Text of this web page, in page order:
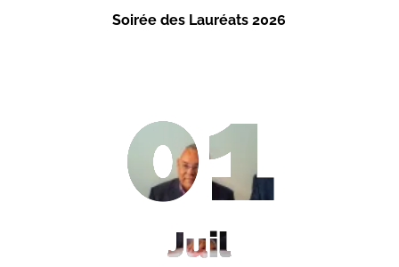
Soirée des Lauréats 2026
01
Juil